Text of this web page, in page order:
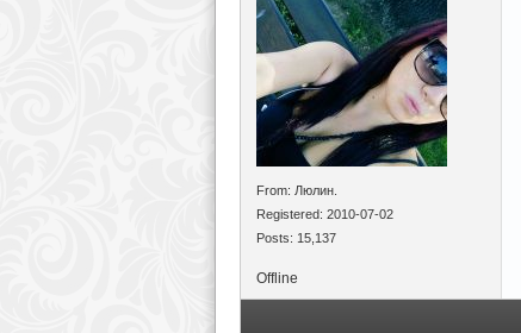
From: Люлин.
Registered: 2010-07-02
Posts: 15,137
Offline